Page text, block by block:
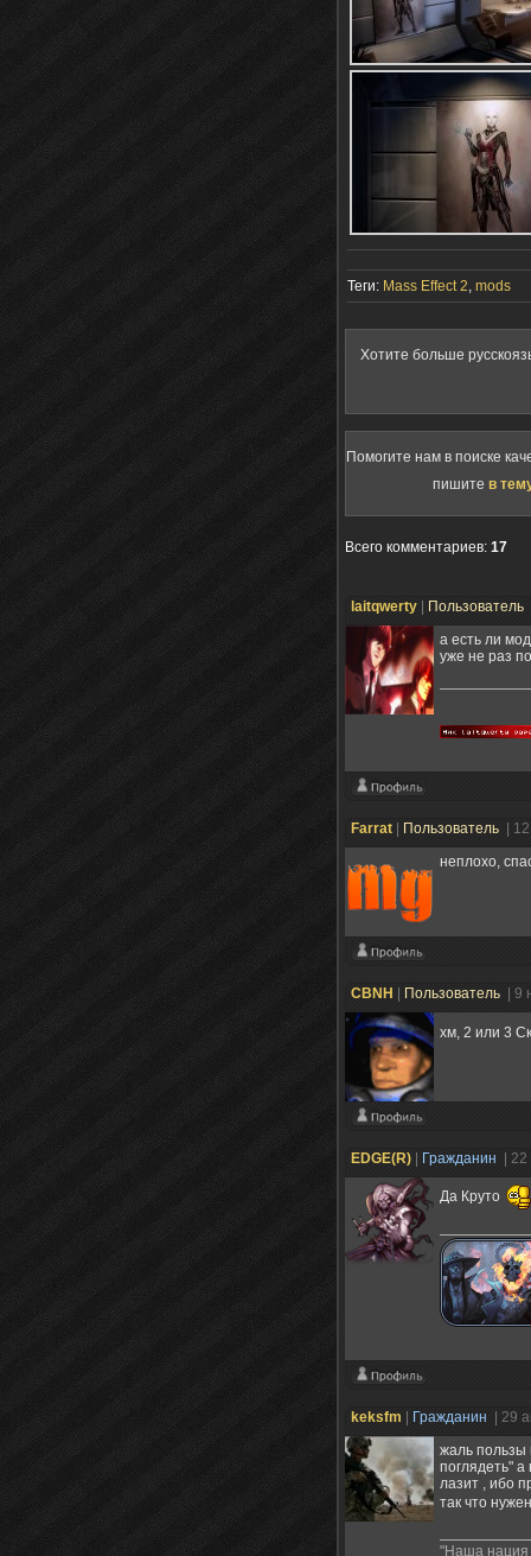
Теги: Mass Effect 2, mods
Хотите больше
Помогите нам в поиске
пишите в
Всего комментариев: 17
laitqwerty Пользователь
а есть ли
уже не раз
Farrat Пользователь
|
неплохо,
CBNH Пользователь | 9
хм, 2 или 3
EDGE(R) Гражданин |
Да Круто
keksfm Гражданин
| 29
жаль пользы
поглядеть"
лазит , ибо
так что
"Наша нация